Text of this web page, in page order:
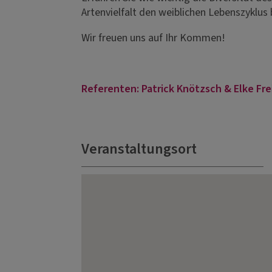
Artenvielfalt den weiblichen Lebenszyklus
Wir freuen uns auf Ihr Kommen!
Referenten: Patrick Knötzsch & Elke
Veranstaltungsort